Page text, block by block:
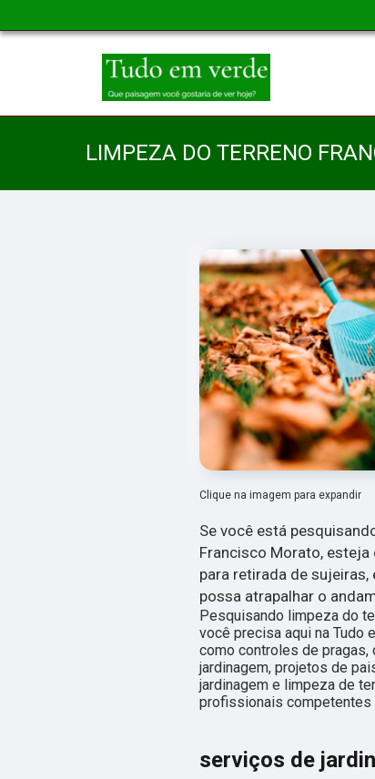
LIMPEZA DO TERRENO
Clique na imagem para expandir
Se você está
Francisco Morato,
para retirada de
possa atrapalhar o
Pesquisando limpeza do
você precisa aqui na Tudo
como controles de pragas,
jardinagem, projetos de
jardinagem e limpeza de
profissionais competentes
serviços de